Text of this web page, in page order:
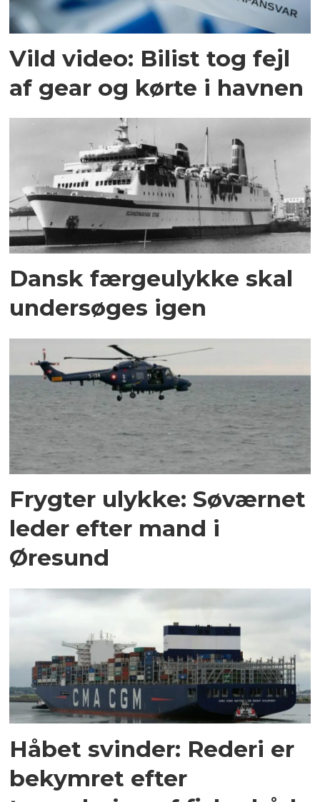
Vild video: Bilist tog fejl
af gear og kørte i havnen
Dansk færgeulykke skal
undersøges igen
Frygter ulykke: Søværnet
leder efter mand i
Øresund
Håbet svinder: Rederi er
bekymret efter